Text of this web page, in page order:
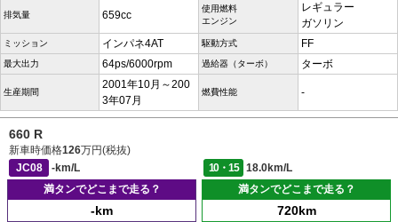
排気量 659cc
使用燃料
エンジン
レギュラー
ガソリン
ミッション インパネ4AT 駆動方式 FF
最大出力 64ps/6000rpm 過給器（ターボ） ターボ
生産期間
2001年10月～200
3年07月
燃費性能 -
660 R
新車時価格126万円(税抜)
JC08
-km/L 10・15
18.0km/L
満タンでどこまで走る？
-km
満タンでどこまで走る？
720km